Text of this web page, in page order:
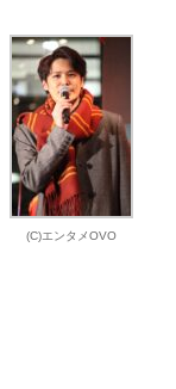
(C)エンタメOVO